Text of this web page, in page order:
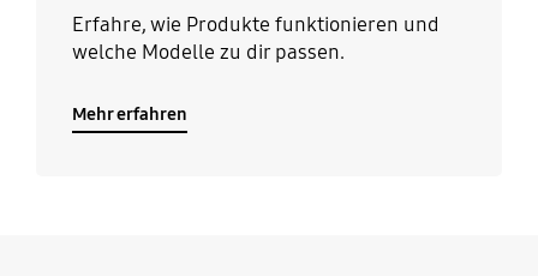
Erfahre, wie Produkte funktionieren und
welche Modelle zu dir passen.
Mehr erfahren